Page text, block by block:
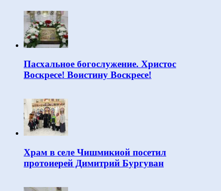
Пасхальное богослужение. Христос
Воскресе! Воистину Воскресе!
Храм в селе Чишмикиой посетил
протоиерей Димитрий Бургуван